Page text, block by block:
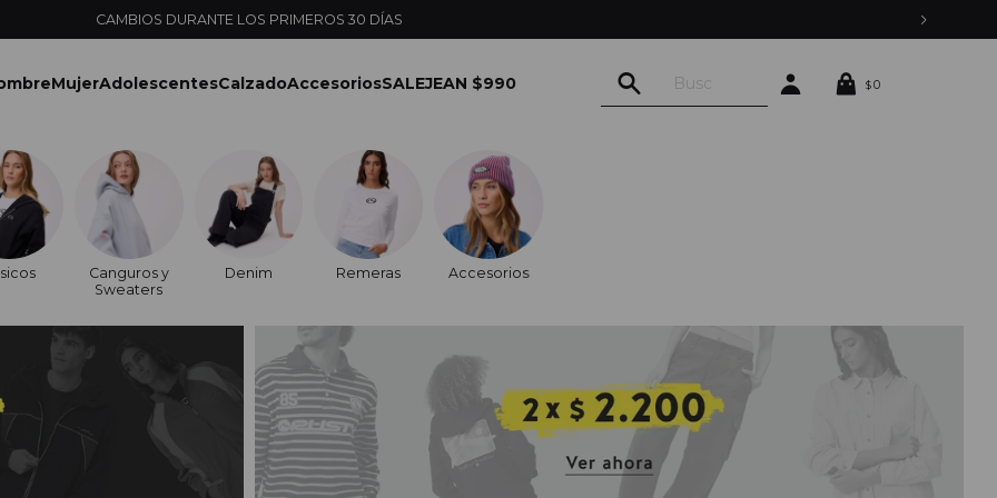
ENVÍOS EXPRESS EN MONTEVIDEO CON PEDIDOS YA
MujerAdolescentesCalzadoAccesoriosSALEJEAN $990 $0
Canguros y
Sweaters
Denim Remeras Accesorios